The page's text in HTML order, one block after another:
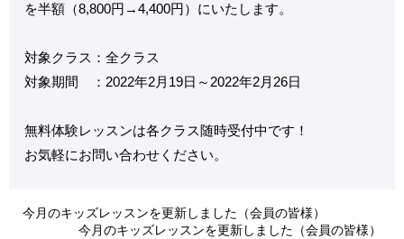
を半額（8,800円→4,400円）にいたします。
対象クラス：全クラス
対象期間 ：2022年2月19日～2022年2月26日
無料体験レッスンは各クラス随時受付中です！
お気軽にお問い合わせください。
今月のキッズレッスンを更新しました（会員の皆様）
今月のキッズレッスンを更新しました（会員の皆様）